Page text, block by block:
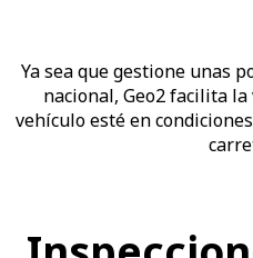
Ya sea que gestione unas
nacional, Geo2 facilita
vehículo esté en